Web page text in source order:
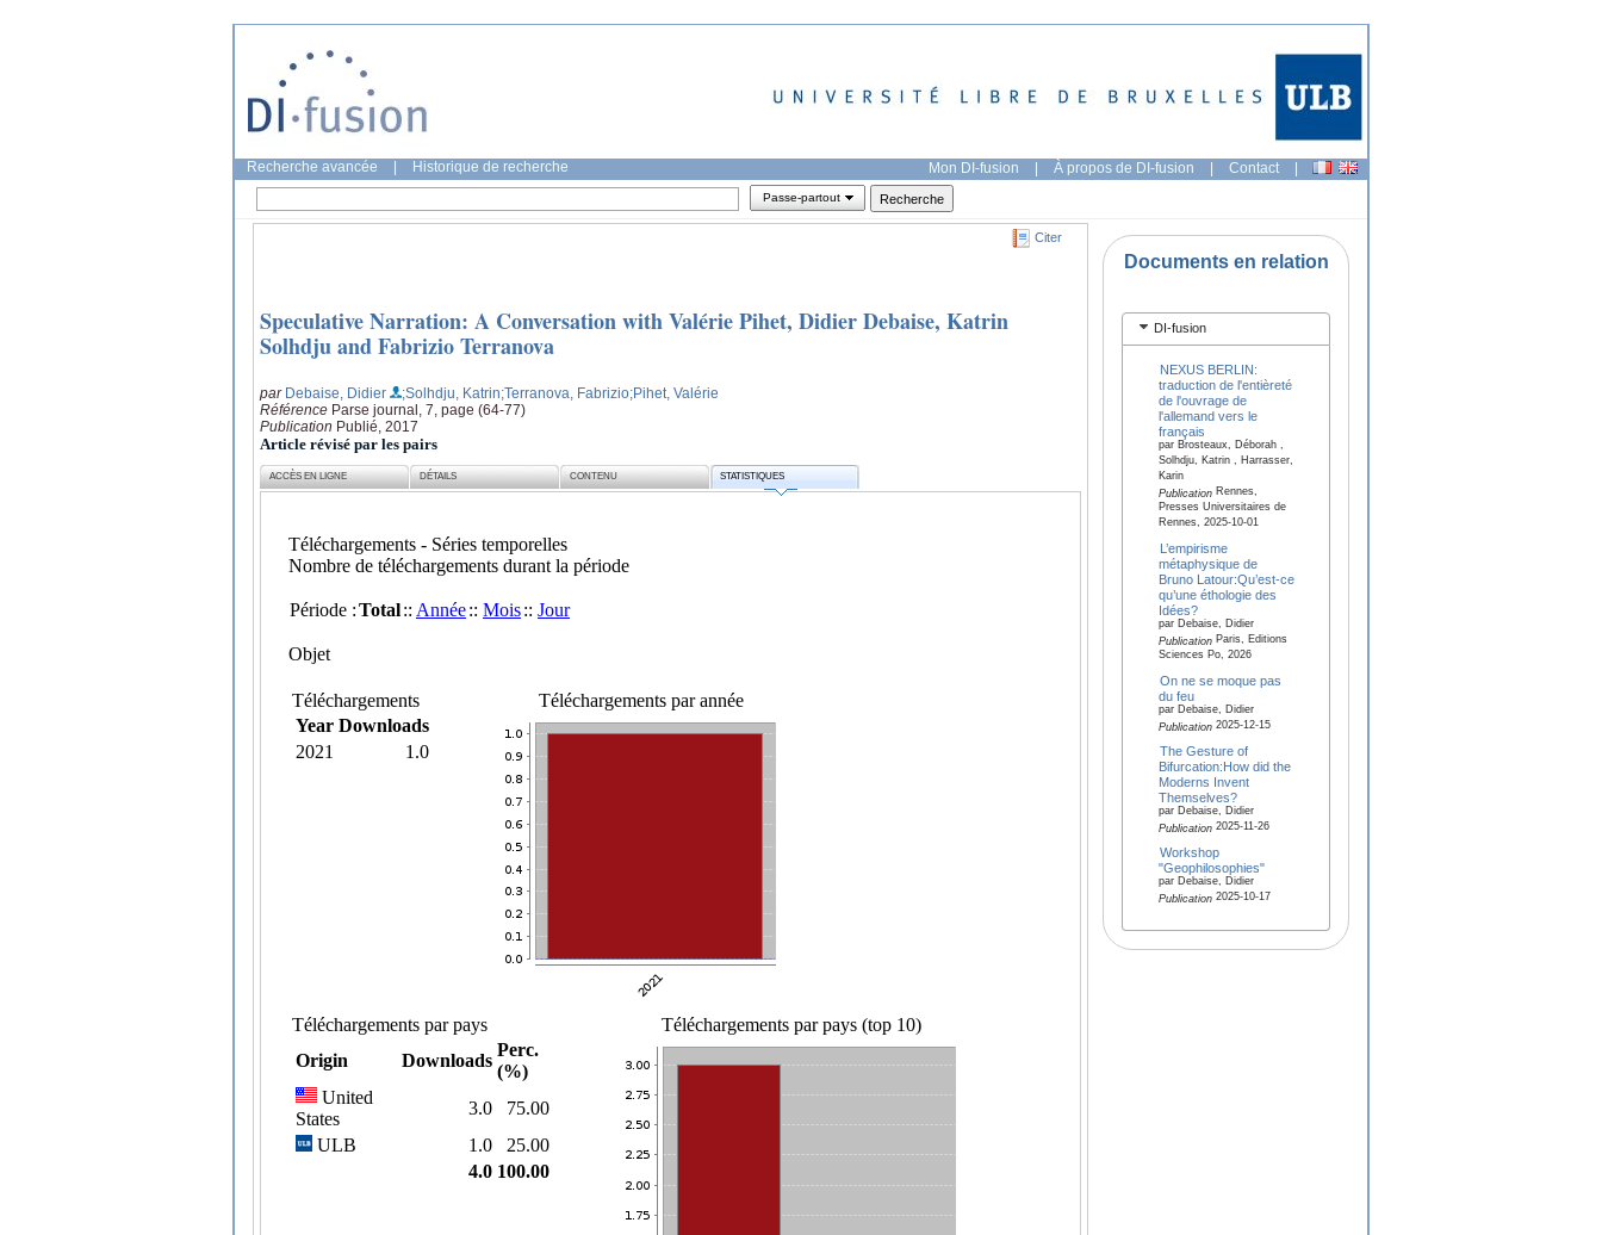
Recherche avancée Historique de recherche Mon DI-fusion | À propos de DI-fusion | Contact |
Passe-partout
Citer
Speculative Narration: A Conversation with Valérie Pihet, Didier Debaise, Katrin
Solhdju and Fabrizio Terranova
par Debaise, Didier ;Solhdju, Katrin;Terranova, Fabrizio;Pihet, Valérie
Référence Parse journal, 7, page (64-77)
Publication Publié, 2017
Article révisé par les pairs
ACCÈS EN LIGNE DÉTAILS CONTENU STATISTIQUES
Documents en relation
DI-fusion
NEXUS BERLIN:
traduction de l'entièreté
de l'ouvrage de
l'allemand vers le
français
par Brosteaux, Déborah ,
Solhdju, Katrin , Harrasser,
Karin
PublicationRennes,
Presses Universitaires de
Rennes, 2025-10-01
L’empirisme
métaphysique de
Bruno Latour:Qu’est-ce
qu’une éthologie des
Idées?
par Debaise, Didier
PublicationParis, Editions
Sciences Po, 2026
On ne se moque pas
du feu
par Debaise, Didier
Publication2025-12-15
The Gesture of
Bifurcation:How did the
Moderns Invent
Themselves?
par Debaise, Didier
Publication2025-11-26
Workshop
"Geophilosophies"
par Debaise, Didier
Publication2025-10-17